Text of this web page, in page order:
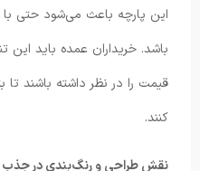
این پارچه باعث می‌شود حتی با
باشد. خریداران عمده باید این
قیمت را در نظر داشته باشند تا
کنند.
نقش طراحی و رنگ‌بندی در جذب